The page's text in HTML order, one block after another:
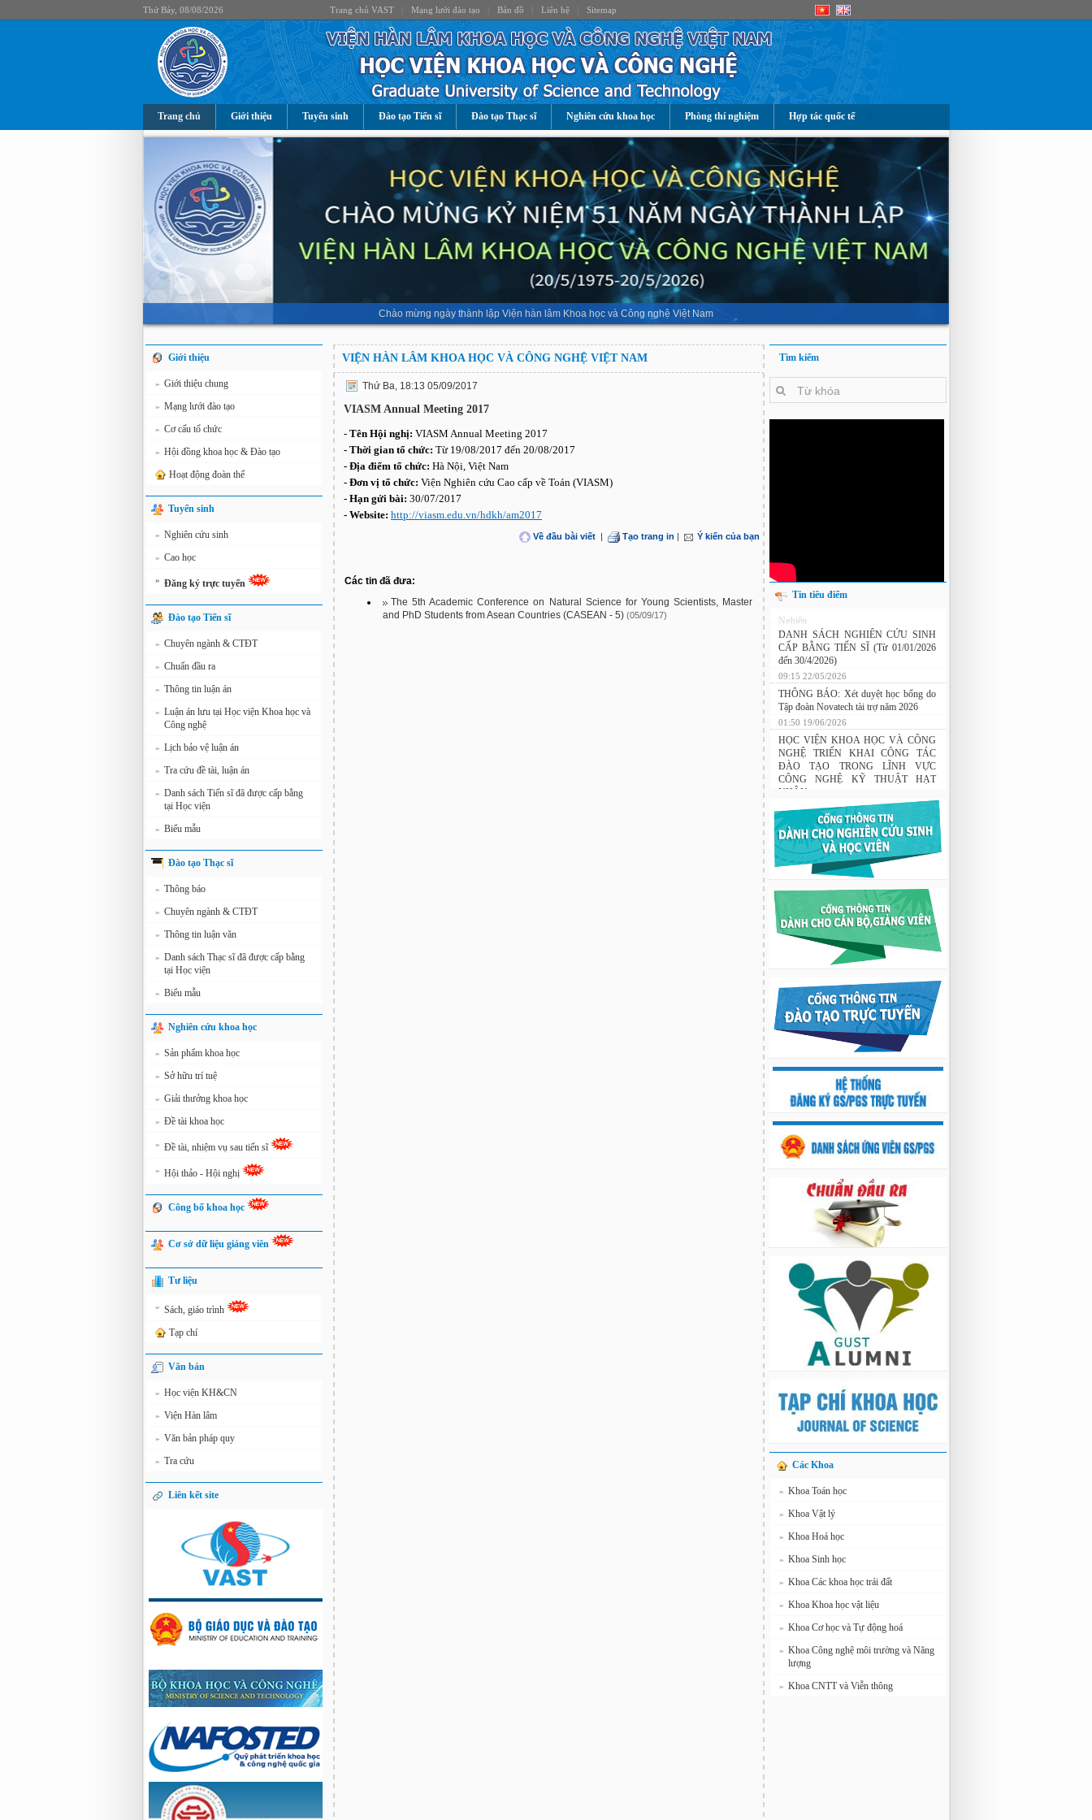
Thứ Bảy, 08/08/2026 Trang chủ VAST| Mạng lưới đào tạo Bản đồ Liên hệ| Sitemap
Trang chủ Giới thiệu Tuyển sinh Đào tạo Tiến sĩ Đào tạo Thạc sĩ Nghiên cứu khoa học Phòng thí nghiệm Hợp tác quốc tế
Chào mừng ngày thành lập Viện hàn lâm Khoa học và Công nghệ Việt Nam
Giới thiệu
» Giới thiệu chung
» Mạng lưới đào tạo
» Cơ cấu tổ chức
» Hội đồng khoa học & Đào tạo
Hoạt động đoàn thể
Tuyển sinh
» Nghiên cứu sinh
» Cao học
» Đăng ký trực tuyến
Đào tạo Tiến sĩ
» Chuyên ngành & CTĐT
» Chuẩn đầu ra
» Thông tin luận án
» Luận án lưu tại Học viện Khoa học và
Công nghệ
» Lịch bảo vệ luận án
» Tra cứu đề tài, luận án
» Danh sách Tiến sĩ đã được cấp bằng
tại Học viện
» Biểu mẫu
Đào tạo Thạc sĩ
» Thông báo
» Chuyên ngành & CTĐT
» Thông tin luận văn
» Danh sách Thạc sĩ đã được cấp bằng
tại Học viện
» Biểu mẫu
Nghiên cứu khoa học
» Sản phẩm khoa học
» Sở hữu trí tuệ
» Giải thưởng khoa học
» Đề tài khoa học
» Đề tài, nhiệm vụ sau tiến sĩ
» Hội thảo - Hội nghị
Công bố khoa học
Cơ sở dữ liệu giảng viên
Tư liệu
» Sách, giáo trình
Tạp chí
Văn bản
» Học viện KH&CN
» Viện Hàn lâm
» Văn bản pháp quy
» Tra cứu
Liên kết site
VIỆN HÀN LÂM KHOA HỌC VÀ CÔNG NGHỆ VIỆT NAM
Thứ Ba, 18:13 05/09/2017
VIASM Annual Meeting 2017
- Tên Hội nghị: VIASM Annual Meeting 2017
- Thời gian tổ chức: Từ 19/08/2017 đến 20/08/2017
- Địa điểm tổ chức: Hà Nội, Việt Nam
- Đơn vị tổ chức: Viện Nghiên cứu Cao cấp về Toán (VIASM)
- Hạn gửi bài: 30/07/2017
- Website: http://viasm.edu.vn/hdkh/am2017
Về đầu bài viết | Tạo trang in | Ý kiến của bạn
Các tin đã đưa:
The 5th Academic Conference on Natural Science for Young Scientists, Master
and PhD Students from Asean Countries (CASEAN - 5) (05/09/17)
Tìm kiếm
Tin tiêu điểm
Nghiên cứu chế tạo hệ thống xác định
hướng vật thể độ chính xác cao dựa trên
từ kế và vật liệu biến hóa
DANH SÁCH NGHIÊN CỨU SINH
CẤP BẰNG TIẾN SĨ (Từ 01/01/2026
đến 30/4/2026)
09:15 22/05/2026
THÔNG BÁO: Xét duyệt học bổng do
Tập đoàn Novatech tài trợ năm 2026
01:50 19/06/2026
HỌC VIỆN KHOA HỌC VÀ CÔNG
NGHỆ TRIỂN KHAI CÔNG TÁC
ĐÀO TẠO TRONG LĨNH VỰC
CÔNG NGHỆ KỸ THUẬT HẠT
NHÂN
03:41 08/07/2026
GIAO LƯU TRAO ĐỔI HỌC THUẬT
GIỮA HỌC VIỆN KHOA HỌC VÀ
CÔNG NGHỆ VỚI TRƯỜNG ĐẠI
HỌC OSAKA, TRƯỜNG TRUNG
HỌC HYOGO (NHẬT BẢN) VÀ
TRƯỜNG TRUNG HỌC PHỔ
THÔNG CHUYÊN KHOA HỌC TỰ
NHIÊN
02:22 23/07/2026
hướng vật thể độ chính xác cao dựa trên
từ kế và vật liệu biến hóa
9:33 sáng thứ hai, 03/08/2026
Các Khoa
» Khoa Toán học
» Khoa Vật lý
» Khoa Hoá học
» Khoa Sinh học
» Khoa Các khoa học trái đất
» Khoa Khoa học vật liệu
» Khoa Cơ học và Tự động hoá
» Khoa Công nghệ môi trường và Năng
lượng
» Khoa CNTT và Viễn thông